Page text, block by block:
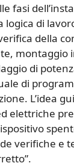
fasi
logica di
della
montaggio
di
di
L’idea
elettriche
verifiche e